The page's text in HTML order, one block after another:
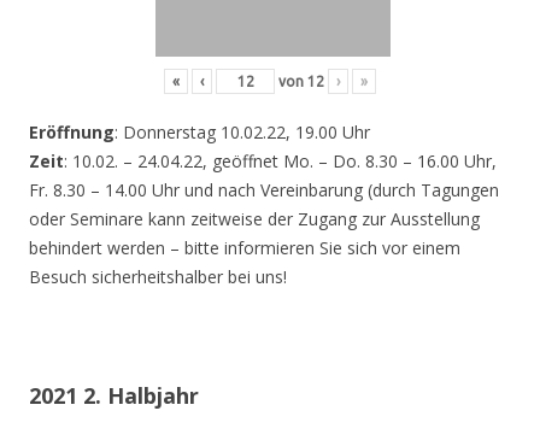
« ‹ von 12 › »
Eröffnung: Donnerstag 10.02.22, 19.00 Uhr
Zeit: 10.02. – 24.04.22, geöffnet Mo. – Do. 8.30 – 16.00 Uhr,
Fr. 8.30 – 14.00 Uhr und nach Vereinbarung (durch Tagungen
oder Seminare kann zeitweise der Zugang zur Ausstellung
behindert werden – bitte informieren Sie sich vor einem
Besuch sicherheitshalber bei uns!
2021 2. Halbjahr